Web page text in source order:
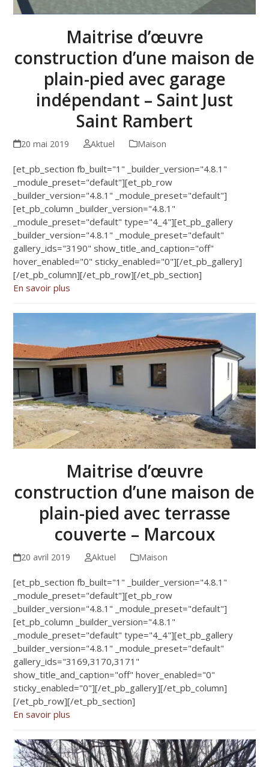
Maitrise d’œuvre
construction d’une maison de
plain-pied avec garage
indépendant – Saint Just
Saint Rambert
20 mai 2019 Aktuel Maison
[et_pb_section fb_built="1" _builder_version="4.8.1"
_module_preset="default"][et_pb_row
_builder_version="4.8.1" _module_preset="default"]
[et_pb_column _builder_version="4.8.1"
_module_preset="default" type="4_4"][et_pb_gallery
_builder_version="4.8.1" _module_preset="default"
gallery_ids="3190" show_title_and_caption="off"
hover_enabled="0" sticky_enabled="0"][/et_pb_gallery]
[/et_pb_column][/et_pb_row][/et_pb_section]
En savoir plus
Maitrise d’œuvre
construction d’une maison de
plain-pied avec terrasse
couverte – Marcoux
20 avril 2019 Aktuel Maison
[et_pb_section fb_built="1" _builder_version="4.8.1"
_module_preset="default"][et_pb_row
_builder_version="4.8.1" _module_preset="default"]
[et_pb_column _builder_version="4.8.1"
_module_preset="default" type="4_4"][et_pb_gallery
_builder_version="4.8.1" _module_preset="default"
gallery_ids="3169,3170,3171"
show_title_and_caption="off" hover_enabled="0"
sticky_enabled="0"][/et_pb_gallery][/et_pb_column]
[/et_pb_row][/et_pb_section]
En savoir plus